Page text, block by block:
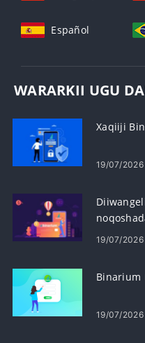
Español
WARARKII UGU
Xaqiiji
19/07/2026
&
19/07/2026
Binarium
19/07/2026